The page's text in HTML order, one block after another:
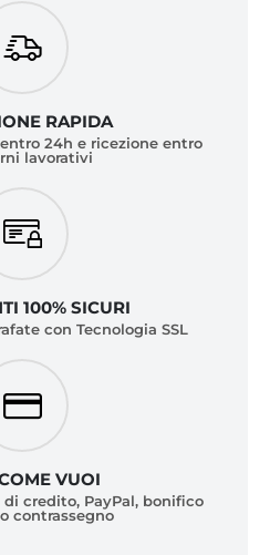
RAPIDA
24h e ricezione entro
lavorativi
100% SICURI
con Tecnologia SSL
VUOI
credito, PayPal, bonifico
contrassegno